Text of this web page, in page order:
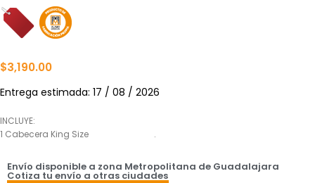
$3,190.00
Entrega estimada: 17 / 08 / 2026
INCLUYE:
1 Cabecera King Size .
Envío disponible a zona Metropolitana de Guadalajara
Cotiza tu envío a otras ciudades